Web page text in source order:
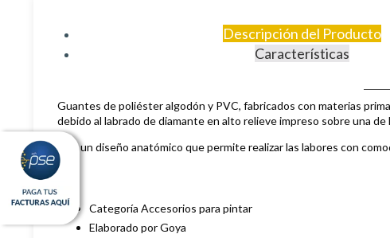
Descripción del Producto
Características
Guantes de poliéster algodón y PVC, fabricados con materias
debido al labrado de diamante en alto relieve impreso sobre una de
Con un diseño anatómico que permite realizar las labores con
Categoría Accesorios para pintar
Elaborado por Goya